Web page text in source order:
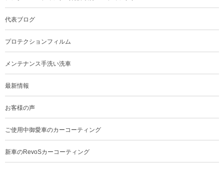
代表ブログ
プロテクションフィルム
メンテナンス手洗い洗車
最新情報
お客様の声
ご使用中御愛車のカーコーティング
新車のRevoSカーコーティング